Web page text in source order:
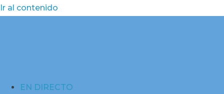
Ir al contenido
EN DIRECTO